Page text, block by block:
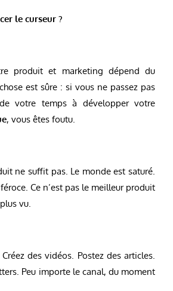
le curseur ?
produit et marketing dépend du
est sûre : si vous ne passez pas
votre temps à développer votre
, vous êtes foutu.
ne suffit pas. Le monde est saturé.
Ce n’est pas le meilleur produit
vu.
des vidéos. Postez des articles.
Peu importe le canal, du moment